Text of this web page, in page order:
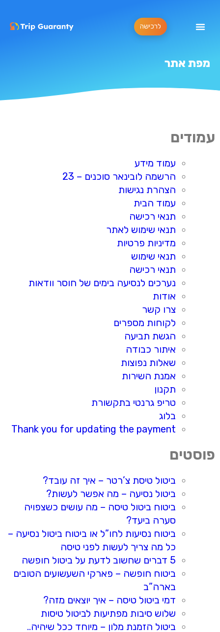
לרכישה
מפת אתר
עמודים
עמוד מידע
הרשמה לובינאר סוכנים – 23
הצהרת נגישות
עמוד הבית
תנאי רכישה
תנאי שימוש לאתר
מדיניות פרטיות
תנאי שימוש
תנאי רכישה
נערכים לנסיעה בימים של חוסר וודאות
אודות
צרו קשר
לקוחות מספרים
הגשת תביעה
איתור כבודה
שאלות נפוצות
אמנת השירות
תקנון
טריפ גרנטי בתקשורת
בלוג
Thank you for updating the payment
פוסטים
ביטול טיסת צ’רטר – איך זה עובד?
ביטול נסיעה – מה אפשר לעשות?
ביטוח ביטול טיסה – מה עושים כשצפויה
סערה ביעד?
ביטוח נסיעות לחו”ל או ביטוח ביטול נסיעה –
כל מה צריך לעשות לפני טיסה
5 דברים שחשוב לדעת על ביטול חופשה
ביטוח חופשה – פארקי השעשועים הטובים
בארה”ב
דמי ביטול טיסה – איך יוצאים מזה?
שלוש סיבות מפתיעות לביטול טיסות
ביטול הזמנת מלון – מיוחד ככל שיהיה..